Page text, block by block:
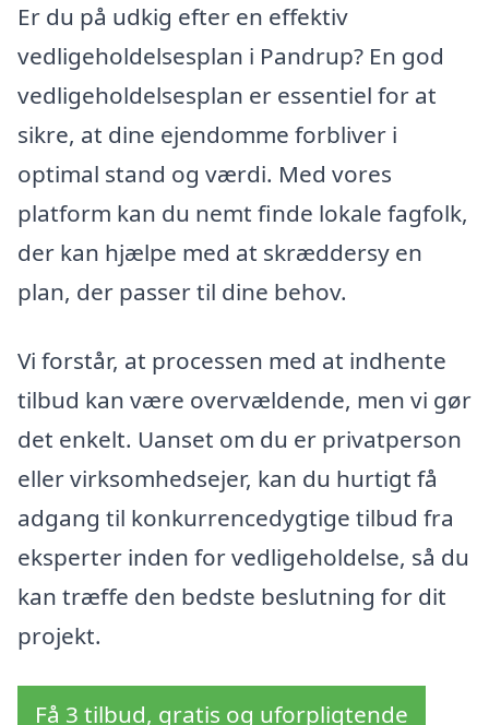
Er du på udkig efter en effektiv
vedligeholdelsesplan i Pandrup? En god
vedligeholdelsesplan er essentiel for at
sikre, at dine ejendomme forbliver i
optimal stand og værdi. Med vores
platform kan du nemt finde lokale fagfolk,
der kan hjælpe med at skræddersy en
plan, der passer til dine behov.
Vi forstår, at processen med at indhente
tilbud kan være overvældende, men vi gør
det enkelt. Uanset om du er privatperson
eller virksomhedsejer, kan du hurtigt få
adgang til konkurrencedygtige tilbud fra
eksperter inden for vedligeholdelse, så du
kan træffe den bedste beslutning for dit
projekt.
Få 3 tilbud, gratis og uforpligtende